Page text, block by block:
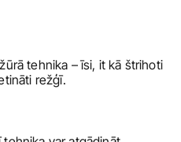
tehnika – īsi, it kā štrihoti
režģī.